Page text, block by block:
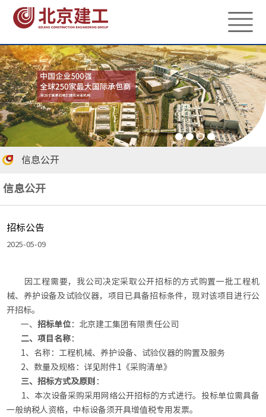
信息公开
信息公开
招标公告
2025-05-09
因工程需要，我公司决定采取公开招标的方式购置一批工程机
械、养护设备及试验仪器，项目已具备招标条件，现对该项目进行公
开招标。
一、招标单位 ：北京建工集团有限责任公司
二、项目名称 ：
1、名称：工程机械、养护设备、试验仪器的购置及服务
2、数量及规格：详见附件1《采购清单》
三、招标方式及原则 ：
1、本次设备采购采用网络公开招标的方式进行。投标单位需具备
一般纳税人资格，中标设备须开具增值税专用发票。